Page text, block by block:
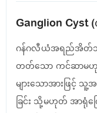
Ganglion
ဂန်ဂလီယံအရည်အိတ်သည်
တတ်သော ကင်ဆာမဟု
များသောအားဖြင့်
ခြင်း သို့မဟုတ် အာရုံက